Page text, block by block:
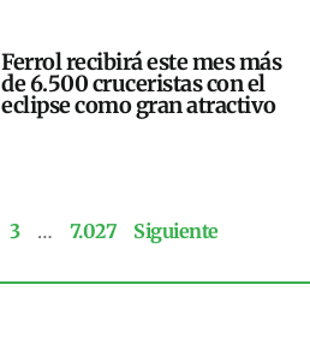
Ferrol recibirá este mes más
de 6.500 cruceristas con el
eclipse como gran atractivo
3 … 7.027 Siguiente